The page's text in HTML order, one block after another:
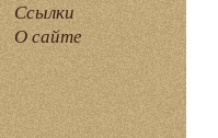
Ссылки
О сайте